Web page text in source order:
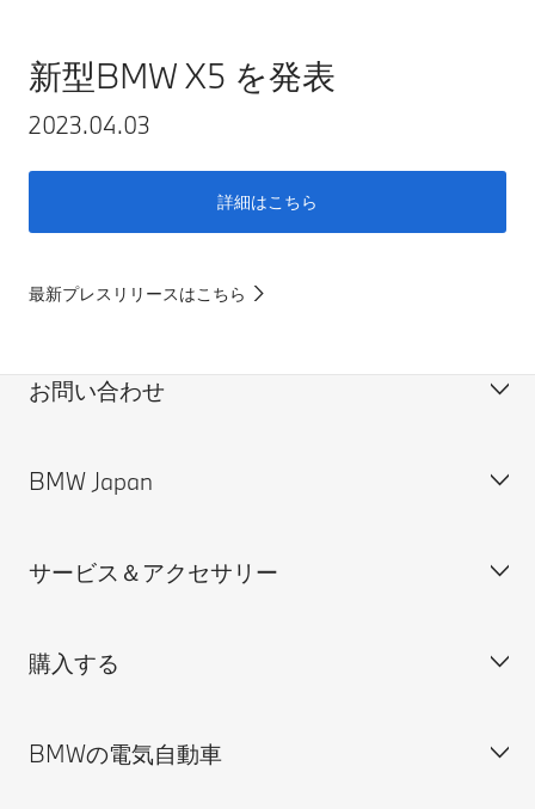
新型BMW X5 を発表
2023.04.03
詳細はこちら
最新プレスリリースはこちら
お問い合わせ
カスタマー・サポート＆お問い合わせ
見積依頼
ディーラー検索
BMW Japan
会社概要
BMW正規ディーラー採用情報
BMWのCSR活動
サービス＆アクセサリー
BMW Service
BMW純正アクセサリー
購入する
ご購入の前に
BMWの電気自動車